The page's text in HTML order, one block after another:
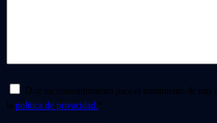
Doy mi consentimiento para el tratamiento de mis
la política de privacidad. *